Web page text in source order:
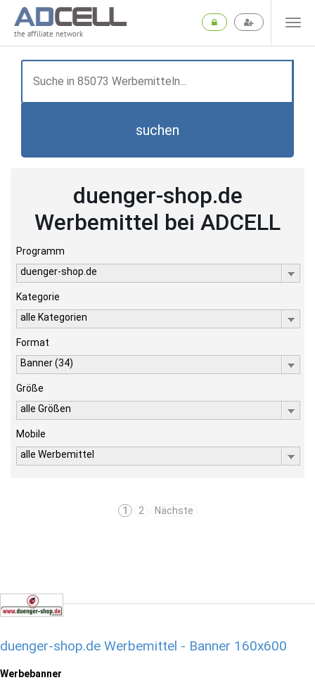
the affiliate network
suchen
duenger-shop.de
Werbemittel bei ADCELL
Programm
duenger-shop.de
Kategorie
alle Kategorien
Format
Banner (34)
Größe
alle Größen
Mobile
alle Werbemittel
1 2 Nächste
duenger-shop.de Werbemittel - Banner 160x600
Werbebanner